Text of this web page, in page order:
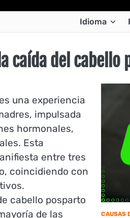
Idioma
caída del cabello
una experiencia
impulsada
hormonales,
Esta
entre tres
coincidiendo con
cabello posparto
de las
CAUSAS